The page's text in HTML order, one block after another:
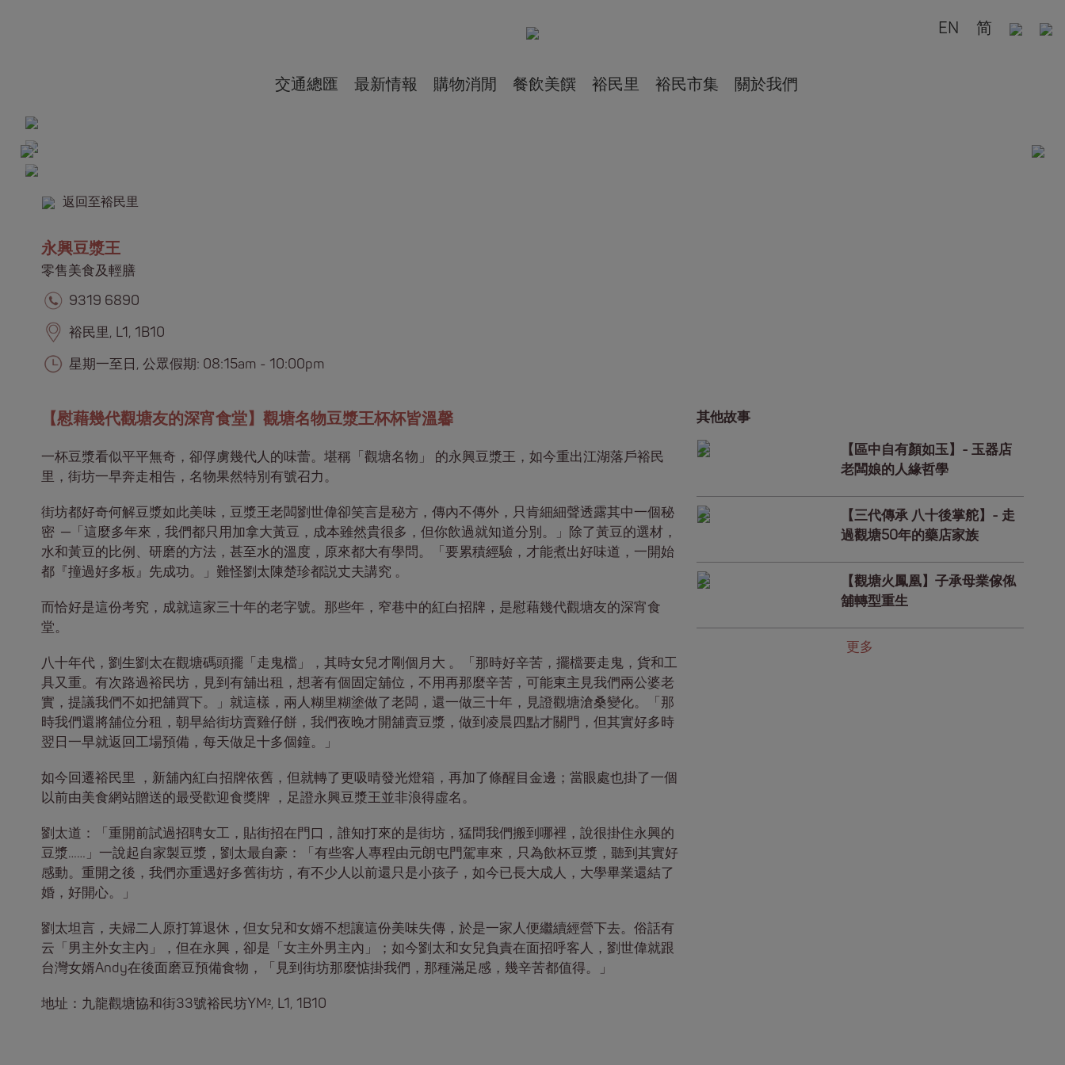
EN 简
交通總匯 最新情報 購物消閒 餐飲美饌 裕民里 裕民市集 關於我們
返回至裕民里
永興豆漿王
零售美食及輕膳
9319 6890
裕民里, L1, 1B10
星期一至日, 公眾假期: 08:15am - 10:00pm
【慰藉幾代觀塘友的深宵食堂】觀塘名物豆漿王杯杯皆溫馨
一杯豆漿看似平平無奇，卻俘虜幾代人的味蕾。堪稱「觀塘名物」 的永興豆漿王，如今重出江湖落戶裕民
里，街坊一早奔走相告，名物果然特別有號召力。
街坊都好奇何解豆漿如此美味，豆漿王老闆劉世偉卻笑言是秘方，傳內不傳外，只肯細細聲透露其中一個秘
密 ─「這麼多年來，我們都只用加拿大黃豆，成本雖然貴很多，但你飲過就知道分別。」除了黃豆的選材，
水和黃豆的比例、研磨的方法，甚至水的溫度，原來都大有學問。「要累積經驗，才能煮出好味道，一開始
都『撞過好多板』先成功。」難怪劉太陳楚珍都説丈夫講究 。
而恰好是這份考究，成就這家三十年的老字號。那些年，窄巷中的紅白招牌，是慰藉幾代觀塘友的深宵食
堂。
八十年代，劉生劉太在觀塘碼頭擺「走鬼檔」，其時女兒才剛個月大 。「那時好辛苦，擺檔要走鬼，貨和工
具又重。有次路過裕民坊，見到有舖出租，想著有個固定舖位，不用再那麼辛苦，可能東主見我們兩公婆老
實，提議我們不如把舖買下。」就這樣，兩人糊里糊塗做了老闆，還一做三十年，見證觀塘滄桑變化。「那
時我們還將舖位分租，朝早給街坊賣雞仔餅，我們夜晚才開舖賣豆漿，做到凌晨四點才關門，但其實好多時
翌日一早就返回工場預備，每天做足十多個鐘。」
如今回遷裕民里 ，新舖內紅白招牌依舊，但就轉了更吸晴發光燈箱，再加了條醒目金邊；當眼處也掛了一個
以前由美食網站贈送的最受歡迎食獎牌 ，足證永興豆漿王並非浪得虛名。
劉太道：「重開前試過招聘女工，貼街招在門口，誰知打來的是街坊，猛問我們搬到哪裡，說很掛住永興的
豆漿……」一說起自家製豆漿，劉太最自豪：「有些客人專程由元朗屯門駕車來，只為飲杯豆漿，聽到其實好
感動。重開之後，我們亦重遇好多舊街坊，有不少人以前還只是小孩子，如今已長大成人，大學畢業還結了
婚，好開心。」
劉太坦言，夫婦二人原打算退休，但女兒和女婿不想讓這份美味失傳，於是一家人便繼續經營下去。俗話有
云「男主外女主內」，但在永興，卻是「女主外男主內」；如今劉太和女兒負責在面招呼客人，劉世偉就跟
台灣女婿Andy在後面磨豆預備食物，「見到街坊那麼惦掛我們，那種滿足感，幾辛苦都值得。」
地址：九龍觀塘協和街33號裕民坊YM², L1, 1B10
其他故事
【區中自有顏如玉】- 玉器店
老闆娘的人緣哲學
【三代傳承 八十後掌舵】- 走
過觀塘50年的藥店家族
【觀塘火鳳凰】子承母業傢俬
舖轉型重生
更多